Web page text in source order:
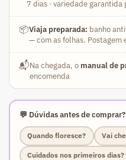
7 dias · variedade garantida
📦Viaja preparada: banho
— com as folhas. Postagem
📬Na chegada, o manual de
encomenda
💬 Dúvidas antes de
Quando floresce? Vai
Cuidados nos primeiros dias?